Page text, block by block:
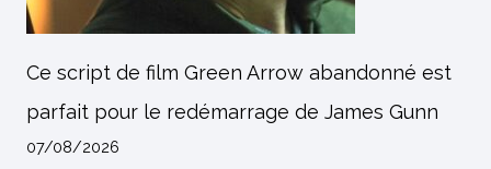
Ce script de film Green Arrow abandonné est
parfait pour le redémarrage de James Gunn
07/08/2026